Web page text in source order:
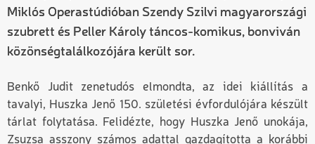
Miklós Operastúdióban Szendy Szilvi magyarországi
szubrett és Peller Károly táncos-komikus, bonviván
közönségtalálkozójára került sor.
Benkő Judit zenetudós elmondta, az idei kiállítás a
tavalyi, Huszka Jenő 150. születési évfordulójára készült
tárlat folytatása. Felidézte, hogy Huszka Jenő unokája,
Zsuzsa asszony számos adattal gazdagította a korábbi